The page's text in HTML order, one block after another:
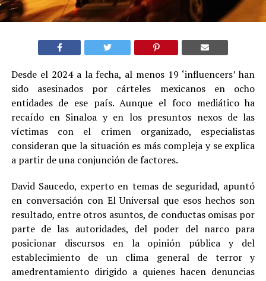
Desde el 2024 a la fecha, al menos 19 ‘influencers’ han
sido asesinados por cárteles mexicanos en ocho
entidades de ese país. Aunque el foco mediático ha
recaído en Sinaloa y en los presuntos nexos de las
víctimas con el crimen organizado, especialistas
consideran que la situación es más compleja y se explica
a partir de una conjunción de factores.
David Saucedo, experto en temas de seguridad, apuntó
en conversación con El Universal que esos hechos son
resultado, entre otros asuntos, de conductas omisas por
parte de las autoridades, del poder del narco para
posicionar discursos en la opinión pública y del
establecimiento de un clima general de terror y
amedrentamiento dirigido a quienes hacen denuncias